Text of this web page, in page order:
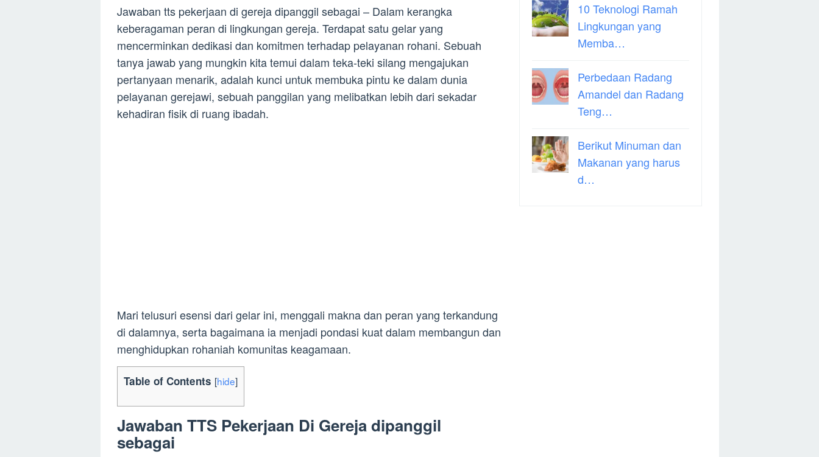
Jawaban tts pekerjaan di gereja dipanggil sebagai – Dalam kerangka
keberagaman peran di lingkungan gereja. Terdapat satu gelar yang
mencerminkan dedikasi dan komitmen terhadap pelayanan rohani. Sebuah
tanya jawab yang mungkin kita temui dalam teka-teki silang mengajukan
pertanyaan menarik, adalah kunci untuk membuka pintu ke dalam dunia
pelayanan gerejawi, sebuah panggilan yang melibatkan lebih dari sekadar
kehadiran fisik di ruang ibadah.
Mari telusuri esensi dari gelar ini, menggali makna dan peran yang terkandung
di dalamnya, serta bagaimana ia menjadi pondasi kuat dalam membangun dan
menghidupkan rohaniah komunitas keagamaan.
Table of Contents [hide]
Jawaban TTS Pekerjaan Di Gereja dipanggil
sebagai
10 Teknologi Ramah
Lingkungan yang
Memba…
Perbedaan Radang
Amandel dan Radang
Teng…
Berikut Minuman dan
Makanan yang harus
d…